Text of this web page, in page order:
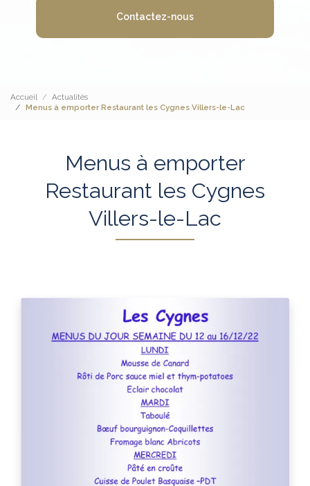
Contactez-nous
Accueil
Actualités
Menus à emporter Restaurant les Cygnes Villers-le-Lac
Menus à emporter
Restaurant les Cygnes
Villers-le-Lac